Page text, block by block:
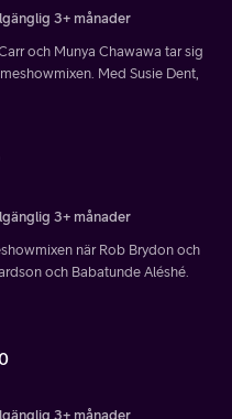
3+ månader
och Munya Chawawa tar sig
Med Susie Dent,
3+ månader
när Rob Brydon och
och Babatunde Aléshé.
3+ månader